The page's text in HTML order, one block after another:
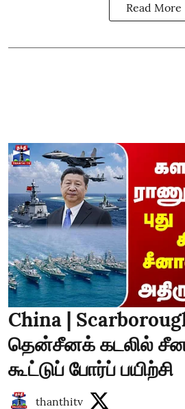
Read More
China |
தென்சீனக் கடலில்
கூட்டுப் போர்ப் பயிற்சி
thanthitv